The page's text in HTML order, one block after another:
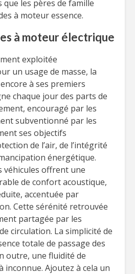
les pères de famille
à moteur essence.
à moteur électrique
exploitée
un usage de masse, la
à ses premiers
chaque jour des parts de
encouragé par les
subventionné par les
ses objectifs
de l’air, de l’intégrité
énergétique.
véhicules offrent une
de confort acoustique,
accentuée par
Cette sérénité retrouvée
partagée par les
circulation. La simplicité de
totale de passage des
outre, une fluidité de
inconnue. Ajoutez à cela un